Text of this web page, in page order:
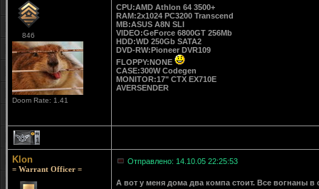
846
Doom Rate: 1.41
CPU:AMD Athlon 64 3500+
RAM:2x1024 PC3200 Transcend
MB:ASUS A8N SLI
VIDEO:GeForce 6800GT 256Mb
HDD:WD 250Gb SATA2
DVD-RW:Pioneer DVR109
FLOPPY:NONE
CASE:300W Codegen
MONITOR:17" CTX EX710E
AVERSENDER
1
Klon
= Warrant Officer =
Отправлено: 14.10.05 22:25:53
А вот у меня дома два компа стоит. Все вогнаны в